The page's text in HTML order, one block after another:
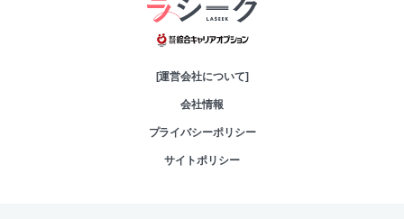
[運営会社について]
会社情報
プライバシーポリシー
サイトポリシー